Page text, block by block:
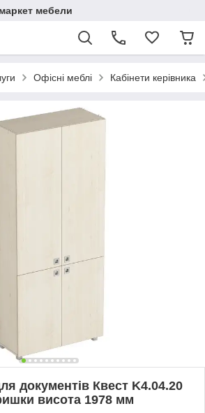
мебели
Офісні меблі Кабінети керівника
документів Квест K4.04.20
висота 1978 мм